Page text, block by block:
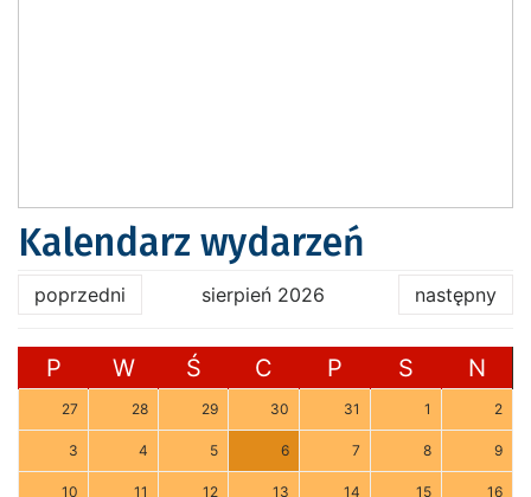
Kalendarz wydarzeń
poprzedni sierpień 2026 następny
P W Ś C P S N
27 28 29 30 31 1 2
3 4 5 6 7 8 9
10 11 12 13 14 15 16